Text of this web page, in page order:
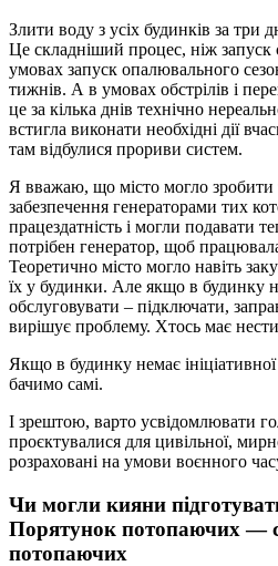
Злити воду з усіх будинків за три
Це складніший процес, ніж
умовах запуск опалювального
тижнів. А в умовах обстрілів і
це за кілька днів технічно
встигла виконати необхідні дії
там відбулися прориви систем.
Я вважаю, що місто могло зробити
забезпечення генераторами тих
працездатність і могли подавати
потрібен генератор, щоб
Теоретично місто могло навіть
їх у будинки. Але якщо в будинку
обслуговувати – підключати,
вирішує проблему. Хтось має нести
Якщо в будинку немає
бачимо самі.
І зрештою, варто усвідомлювати
проєктувалися для цивільної,
розраховані на умови воєнного
Чи могли кияни
Порятунок потопаючих —
потопаючих